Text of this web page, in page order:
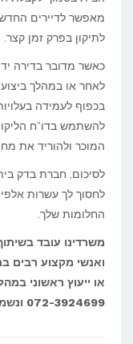
מאפשר לדיירים
לתיקון בפרק זמן קצר.
כאשר מדובר בדירה
לאחר או במהלך ביצוע
בכפוף לעמידה
להשתמש בדו"ח
המוכר ולהוריד את
לסיכום, חברת בדק
לחסוך לך עשרות
החלומות שלך.
משרדינו עובד
ואנשי מקצוע רבים
או ייעוץ ראשוני
072-3924699 ונשמח לעמוד לרשותך.